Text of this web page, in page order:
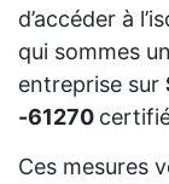
d’accéder à
qui sommes
entreprise sur
-61270
Ces mesures